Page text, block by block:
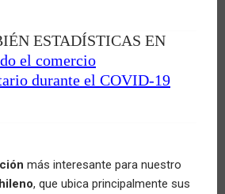
ESTADÍSTICAS EN
el comercio
durante el COVID-19
más interesante para nuestro
, que ubica principalmente sus